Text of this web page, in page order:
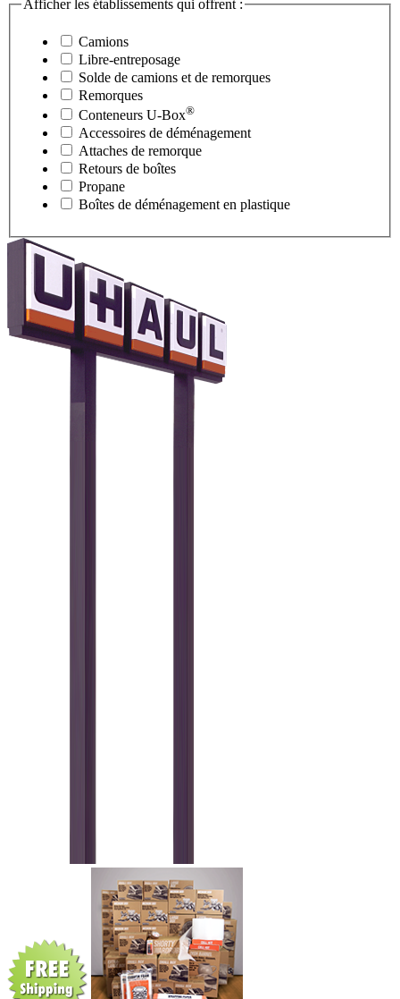
Afficher les établissements qui offrent :
Camions
Libre-entreposage
Solde de camions et de remorques
Remorques
Conteneurs U-Box®
Accessoires de déménagement
Attaches de remorque
Retours de boîtes
Propane
Boîtes de déménagement en plastique